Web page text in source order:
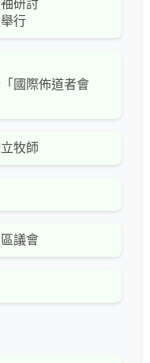
研討
行
國際佈道者會
牧師
議會